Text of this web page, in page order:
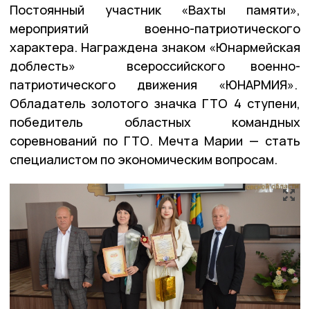
Постоянный участник «Вахты памяти»,
мероприятий военно-патриотического
характера. Награждена знаком «Юнармейская
доблесть» всероссийского военно-
патриотического движения «ЮНАРМИЯ».
Обладатель золотого значка ГТО 4 ступени,
победитель областных командных
соревнований по ГТО. Мечта Марии — стать
специалистом по экономическим вопросам.